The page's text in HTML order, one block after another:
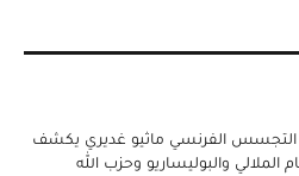
التجسس الفرنسي ماثيو غديري يكشف
والبوليساريو وحزب الله